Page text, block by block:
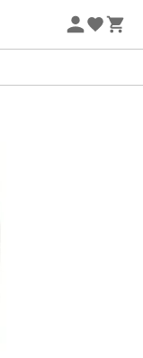
2 producten* met